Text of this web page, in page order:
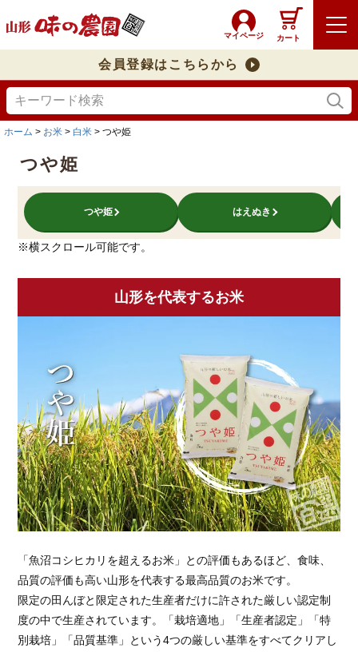
マイページ カート
会員登録はこちらから
ホーム お米 白米 つや姫
つや姫
つや姫 はえぬき
※横スクロール可能です。
山形を代表するお米
「魚沼コシヒカリを超えるお米」との評価もあるほど、食味、
品質の評価も高い山形を代表する最高品質のお米です。
限定の田んぼと限定された生産者だけに許された厳しい認定制
度の中で生産されています。「栽培適地」「生産者認定」「特
別栽培」「品質基準」という4つの厳しい基準をすべてクリアし